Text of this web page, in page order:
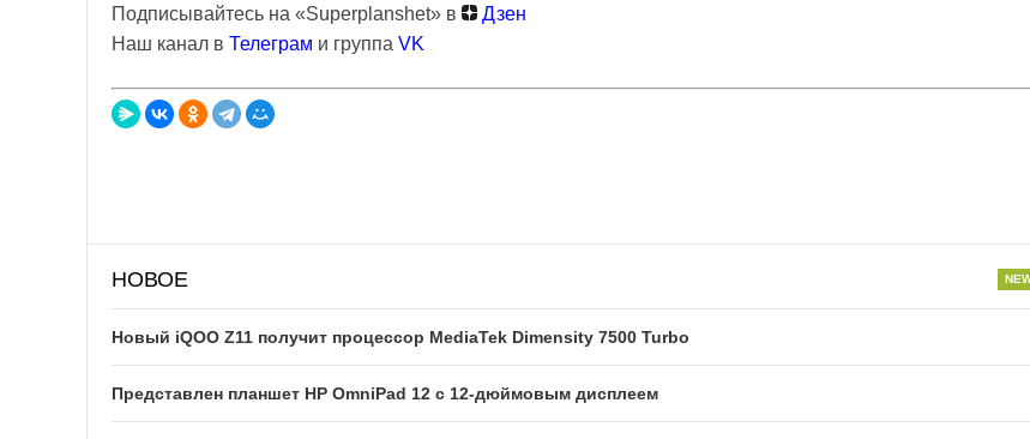
Подписывайтесь на «Superplanshet» в
Дзен
Наш канал в Телеграм и группа VK
НОВОЕ
Новый iQOO Z11 получит процессор MediaTek Dimensity 7500 Turbo
Представлен планшет HP OmniPad 12 с 12-дюймовым дисплеем